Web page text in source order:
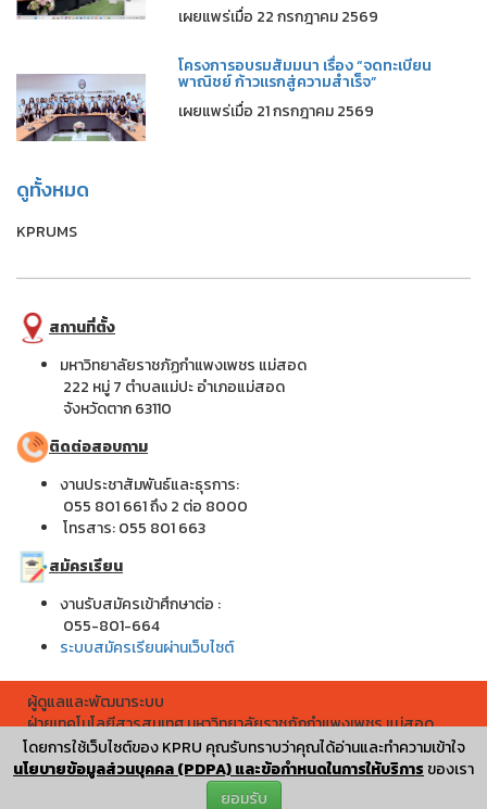
เผยแพร่เมื่อ 22 กรกฎาคม 2569
โครงการอบรมสัมมนา เรื่อง “จดทะเบียน
พาณิชย์ ก้าวแรกสู่ความสำเร็จ”
เผยแพร่เมื่อ 21 กรกฎาคม 2569
ดูทั้งหมด
โดยการใช้เว็บไซต์ของ KPRU คุณรับทราบว่าคุณได้อ่านและทำความเข้าใจ
นโยบายข้อมูลส่วนบุคคล (PDPA) และข้อกำหนดในการให้บริการ ของเรา
ยอมรับ
KPRUMS
สถานที่ตั้ง
มหาวิทยาลัยราชภัฏกำแพงเพชร แม่สอด
222 หมู่ 7 ตำบลแม่ปะ อำเภอแม่สอด
จังหวัดตาก 63110
ติดต่อสอบถาม
งานประชาสัมพันธ์และธุรการ:
055 801 661 ถึง 2 ต่อ 8000
โทรสาร: 055 801 663
สมัครเรียน
งานรับสมัครเข้าศึกษาต่อ :
055-801-664
ระบบสมัครเรียนผ่านเว็บไซต์
ผู้ดูแลและพัฒนาระบบ
ฝ่ายเทคโนโลยีสารสนเทศ มหาวิทยาลัยราชภัฏกำแพงเพชร แม่สอด
ผู้เข้าชมทั้งหมด 257,071